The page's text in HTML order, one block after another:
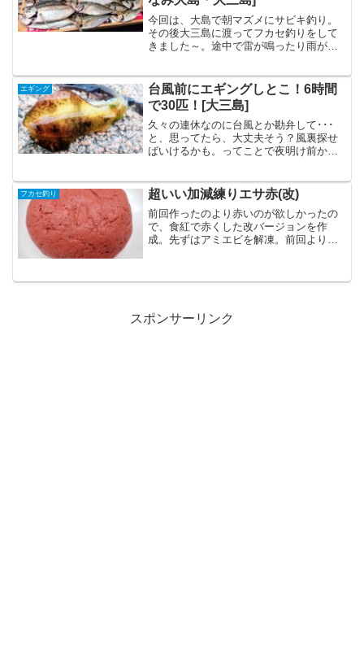
今回は、大島で朝マズメにサビキ釣り。
その後大三島に渡ってフカセ釣りをして
きました～。途中で雷が鳴ったり雨が降
大島・大三島│天候: 雨│潮: 大潮│満潮: ...
エギング
台風前にエギングしとこ！6時間
で30匹！[大三島]
久々の連休なのに台風とか勘弁して･･･
と、思ってたら、大丈夫そう？風裏探せ
ばいけるかも。ってことで夜明け前から
雨もパラパラしてたけど、昼まで頑張っ
てみました。釣行データ...
フカセ釣り 超いい加減練りエサ赤(改)
前回作ったのより赤いのが欲しかったの
で、食紅で赤くした改バージョンを作
成。先ずはアミエビを解凍。前回よりし
いたのでAmazonで購入。送料無料の3本
スポンサーリンク